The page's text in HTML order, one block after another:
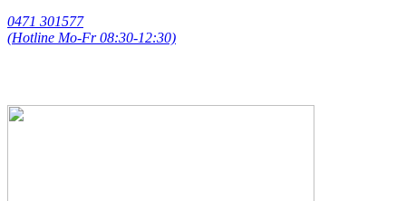
0471 301577
(Hotline Mo-Fr 08:30-12:30)